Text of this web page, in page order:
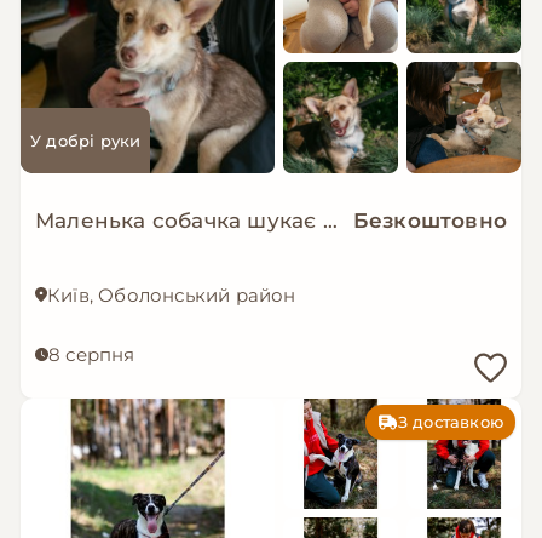
У добрі руки
Маленька собачка шукає люблячу і надійну родину! Безкоштовно
Київ, Оболонський район
8 серпня
З доставкою